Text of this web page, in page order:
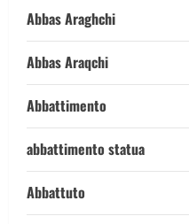
Abbas Araghchi
Abbas Araqchi
Abbattimento
abbattimento statua
Abbattuto